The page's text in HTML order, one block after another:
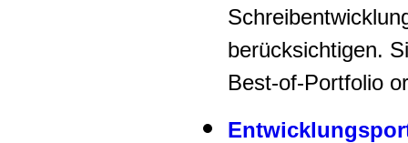
berücksichtigen.
Best-of-Portfolio